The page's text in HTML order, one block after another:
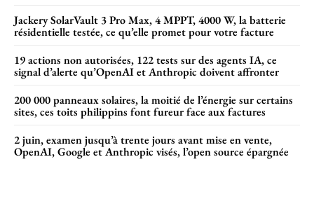
Jackery SolarVault 3 Pro Max, 4 MPPT, 4000 W, la batterie
résidentielle testée, ce qu’elle promet pour votre facture
19 actions non autorisées, 122 tests sur des agents IA, ce
signal d’alerte qu’OpenAI et Anthropic doivent affronter
200 000 panneaux solaires, la moitié de l’énergie sur certains
sites, ces toits philippins font fureur face aux factures
2 juin, examen jusqu’à trente jours avant mise en vente,
OpenAI, Google et Anthropic visés, l’open source épargnée